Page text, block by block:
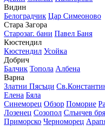
Видин
Белоградчик Цар Симеоново
Стара Загора
Старозаг. бани Павел Баня
Кюстендил
Кюстендил Усойка
Добрич
Балчик Топола Албена
Варна
Златни Пясъци
Елена Бяла
Синеморец Обзор Поморие
Лозенец Созопол Слънчев
Приморско Черноморец